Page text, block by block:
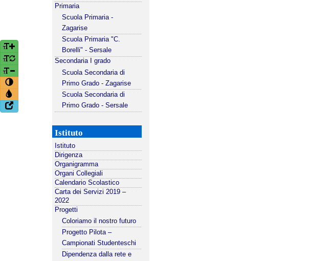
Primaria
Scuola Primaria -
Zagarise
Scuola Primaria "C.
Borelli" - Sersale
Secondaria I grado
Scuola Secondaria di
Primo Grado - Zagarise
Scuola Secondaria di
Primo Grado - Sersale
Istituto
Istituto
Dirigenza
Organigramma
Organi Collegiali
Calendario Scolastico
Carta dei Servizi 2019 –
2022
Progetti
Coloriamo il nostro futuro
Progetto Pilota –
Campionati Studenteschi
Dipendenza dalla rete e